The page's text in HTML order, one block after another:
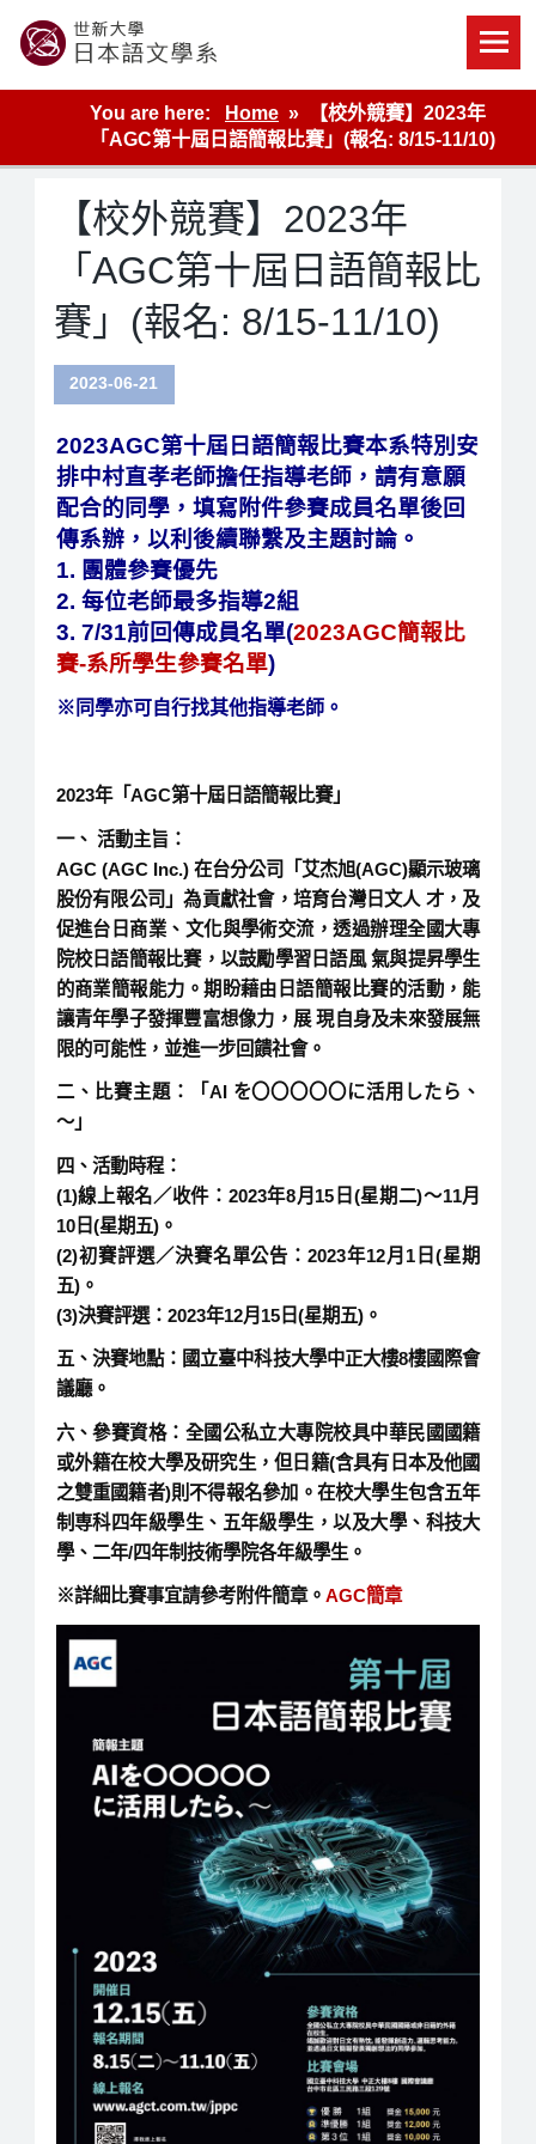
content
世新大學教學單位的網站
You are here:
Home
【校外競賽】2023年
「AGC第十屆日語簡報比賽」(報名: 8/15-11/10)
【校外競賽】2023年
「AGC第十屆日語簡報比
賽」(報名: 8/15-11/10)
2023-06-21
2023AGC第十屆日語簡報比賽本系特別安
排中村直孝老師擔任指導老師，請有意願
配合的同學，填寫附件參賽成員名單後回
傳系辦，以利後續聯繫及主題討論。
1. 團體參賽優先
2. 每位老師最多指導2組
3. 7/31前回傳成員名單(2023AGC簡報比
賽-系所學生參賽名單)
※同學亦可自行找其他指導老師。
2023年「AGC第十屆日語簡報比賽」
一、 活動主旨：
AGC (AGC Inc.) 在台分公司「艾杰旭(AGC)顯示玻璃
股份有限公司」為貢獻社會，培育台灣日文人 才，及
促進台日商業、文化與學術交流，透過辦理全國大專
院校日語簡報比賽，以鼓勵學習日語風 氣與提昇學生
的商業簡報能力。期盼藉由日語簡報比賽的活動，能
讓青年學子發揮豐富想像力，展 現自身及未來發展無
限的可能性，並進一步回饋社會。
二、比賽主題：「 AI を〇〇〇〇〇に活用したら、
～」
四、活動時程：
(1)線上報名／收件： 2023年8月15日(星期二)～11月
10日(星期五)。
(2)初賽評選／決賽名單公告：2023年12月1日(星期
五)。
(3)決賽評選：2023年12月15日(星期五)。
五、決賽地點：國立臺中科技大學中正大樓8樓國際會
議廳。
六、參賽資格：全國公私立大專院校具中華民國國籍
或外籍在校大學及研究生，但日籍(含具有日本及他國
之雙重國籍者)則不得報名參加。在校大學生包含五年
制専科四年級學生、五年級學生，以及大學、科技大
學、二年/四年制技術學院各年級學生。
※詳細比賽事宜請參考附件簡章。 AGC簡章